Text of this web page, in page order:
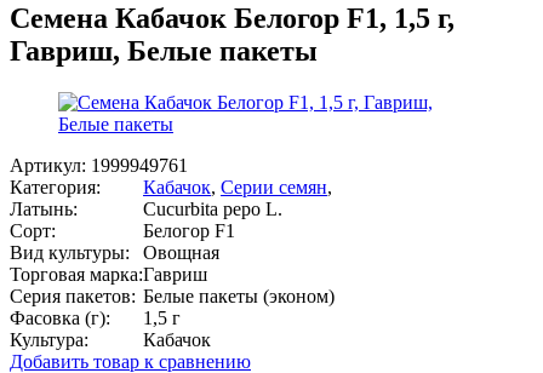
Семена Кабачок Белогор F1, 1,5 г,
Гавриш, Белые пакеты
Артикул: 1999949761
Категория:
Кабачок, Серии семян,
Латынь:
Cucurbita pepo L.
Сорт:
Белогор F1
Вид культуры:
Овощная
Торговая марка:Гавриш
Серия пакетов: Белые пакеты (эконом)
Фасовка (г):
1,5 г
Культура:
Кабачок
Добавить товар к сравнению